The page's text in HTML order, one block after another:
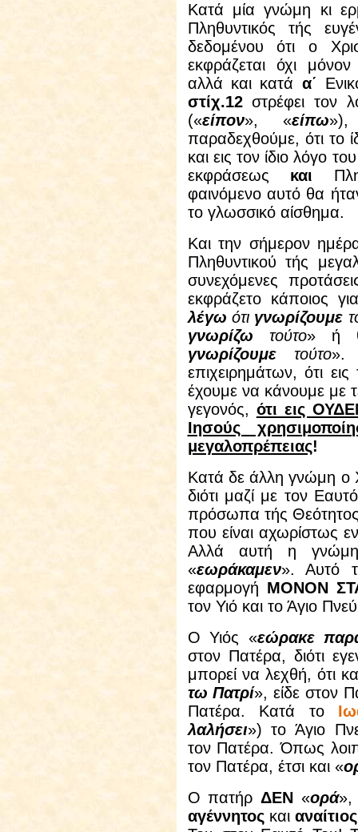
Κατά μία γνώμη κι
Πληθυντικός τής
δεδομένου ότι ο
εκφράζεται όχι
αλλά και κατά α΄
στίχ.12στρέφει τον
(«είπον», «είπω
παραδεχθούμε, ότι το
και εις τον ίδιο λόγο
εκφράσεως και
φαινόμενο αυτό θα
το γλωσσικό αίσθημα.
Και την σήμερον
Πληθυντικού τής
συνεχόμενες
εκφράζετο κάποιος
λέγω ότι γνωρίζουμε
γνωρίζω τούτο» ή
γνωρίζουμετούτο».
επιχειρημάτων, ότι
έχουμε να κάνουμε με
γεγονός, ότι εις
Ιησούς
μεγαλοπρέπειας!
Κατά δε άλλη γνώμη ο
διότι μαζί με τον
πρόσωπα τής
που είναι αχωρίστως
Αλλά αυτή η γνώμη
«εωράκαμεν». Αυτό
εφαρμογή ΜΟΝΟΝ
τον Υιό και το Άγιο
Ο Υιός «εώρακε
στον Πατέρα, διότι
μπορεί να λεχθή, ότι
τω Πατρί», είδε στον
Πατέρα. Κατά το
λαλήσει») το Άγιο
τον Πατέρα. Όπως
τον Πατέρα, έτσι και «
Ο πατήρΔΕΝ «ορά»,
αγέννητοςκαιαναίτιος